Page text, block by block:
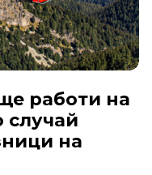
работи на
случай
на